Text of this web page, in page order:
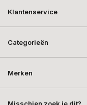
Klantenservice
Categorieën
Merken